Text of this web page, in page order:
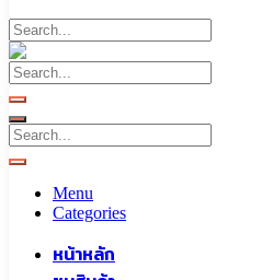
Menu
Categories
หน้าหลัก